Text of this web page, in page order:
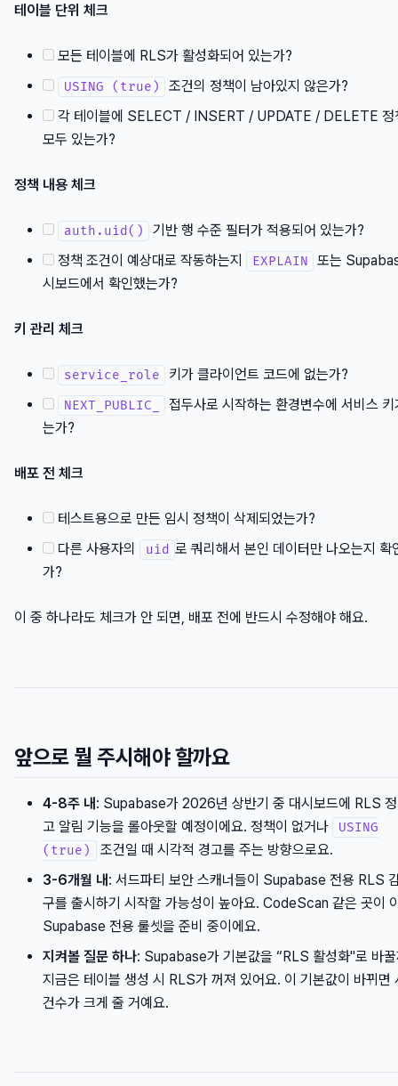
테이블 단위 체크
모든 테이블에 RLS가 활성화되어 있는가?
USING (true)
조건의 정책이 남아있지 않은가?
각 테이블에 SELECT / INSERT / UPDATE / DELETE 정
모두 있는가?
정책 내용 체크
auth.uid()
기반 행 수준 필터가 적용되어 있는가?
정책 조건이 예상대로 작동하는지
EXPLAIN
또는
시보드에서 확인했는가?
키 관리 체크
service_role 키가 클라이언트 코드에 없는가?
NEXT_PUBLIC_
접두사로 시작하는 환경변수에 서비스 키
는가?
배포 전 체크
테스트용으로 만든 임시 정책이 삭제되었는가?
다른 사용자의
uid 로 쿼리해서 본인 데이터만 나오는지 확
가?
이 중 하나라도 체크가 안 되면, 배포 전에 반드시 수정해야 해요.
앞으로 뭘 주시해야 할까요
4-8주 내: Supabase가 2026년 상반기 중 대시보드에 RLS
고 알림 기능을 롤아웃할 예정이에요. 정책이 없거나
USING
(true)
조건일 때 시각적 경고를 주는 방향으로요.
3-6개월 내: 서드파티 보안 스캐너들이 Supabase 전용 RLS
구를 출시하기 시작할 가능성이 높아요. CodeScan 같은 곳이
Supabase 전용 룰셋을 준비 중이에요.
지켜볼 질문 하나: Supabase가 기본값을 “RLS 활성화"로 바
지금은 테이블 생성 시 RLS가 꺼져 있어요. 이 기본값이 바뀌면
건수가 크게 줄 거예요.